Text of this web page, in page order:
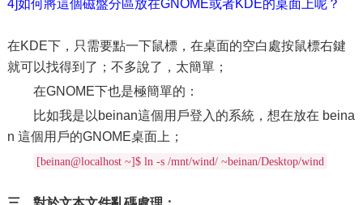
4]如何將這個磁盤分區放在GNOME或者KDE的桌面上呢？
在KDE下，只需要點一下鼠標，在桌面的空白處按鼠標右鍵
就可以找得到了；不多說了，太簡單；
在GNOME下也是極簡單的：
比如我是以beinan這個用戶登入的系統，想在放在 beina
n 這個用戶的GNOME桌面上；
[beinan@localhost ~]$ ln -s /mnt/wind/ ~beinan/Desktop/wind